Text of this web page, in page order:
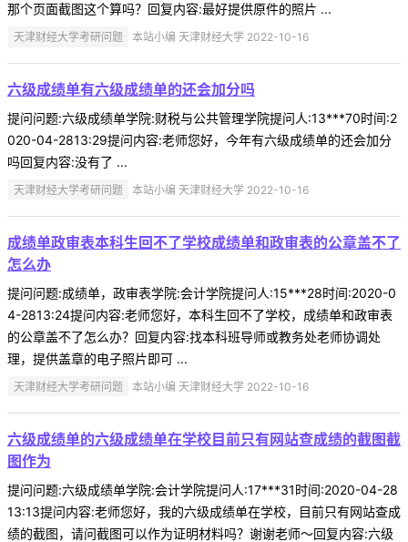
那个页面截图这个算吗？回复内容:最好提供原件的照片 ...
天津财经大学考研问题 本站小编 天津财经大学 2022-10-16
六级成绩单有六级成绩单的还会加分吗
提问问题:六级成绩单学院:财税与公共管理学院提问人:13***70时间:2
020-04-2813:29提问内容:老师您好，今年有六级成绩单的还会加分
吗回复内容:没有了 ...
天津财经大学考研问题 本站小编 天津财经大学 2022-10-16
成绩单政审表本科生回不了学校成绩单和政审表的公章盖不了
怎么办
提问问题:成绩单，政审表学院:会计学院提问人:15***28时间:2020-0
4-2813:24提问内容:老师您好，本科生回不了学校，成绩单和政审表
的公章盖不了怎么办？回复内容:找本科班导师或教务处老师协调处
理，提供盖章的电子照片即可 ...
天津财经大学考研问题 本站小编 天津财经大学 2022-10-16
六级成绩单的六级成绩单在学校目前只有网站查成绩的截图截
图作为
提问问题:六级成绩单学院:会计学院提问人:17***31时间:2020-04-28
13:13提问内容:老师您好，我的六级成绩单在学校，目前只有网站查成
绩的截图，请问截图可以作为证明材料吗？谢谢老师～回复内容:六级